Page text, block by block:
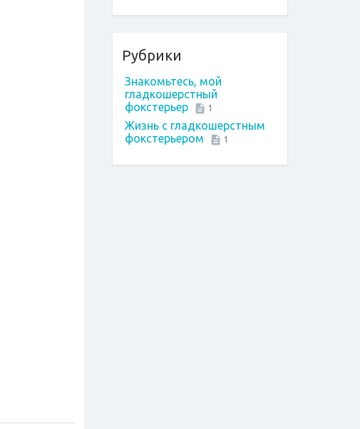
Рубрики
Знакомьтесь, мой
гладкошерстный
фокстерьер
1
Жизнь с гладкошерстным
фокстерьером
1